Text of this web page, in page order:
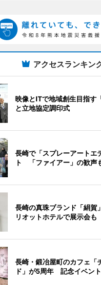
アクセスランキン
映像とITで地域創生目指
と立地協定調印式
長崎で「スプレーアートエ
ト 「ファイアー」の歓声
長崎の真珠ブランド「絹
リオットホテルで展示会も
長崎・鍛冶屋町のカフェ「
ド」が5周年 記念イベン